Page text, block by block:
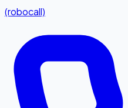
(robocall)